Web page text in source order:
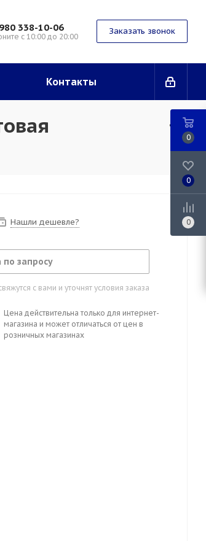
338-10-06
с 10:00 до 20:00
Заказать звонок
Контакты
Нашли дешевле?
по запросу
с вами и уточнят условия заказа
Цена действительна только для интернет-
магазина и может отличаться от цен в
розничных магазинах
0
0
0